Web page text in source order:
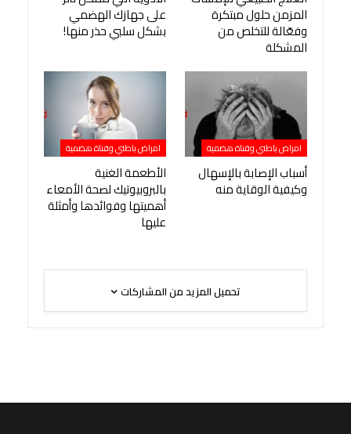
المزمن حلول مبتكرة
وفعّالة للتخلص من
المشكلة
على جهازك الهضمي
بشكل سلبي حذر منها!
امراض باطني وقناة هضمية
أسباب الإصابة بالإسهال
وكيفية الوقاية منه
امراض باطني وقناة هضمية
الأطعمة الغنية
بالبروبيوتيك لصحة الأمعاء
أهميتها وفوائدها وأمثلة
عليها
تحميل المزيد من المشاركات